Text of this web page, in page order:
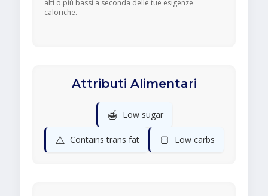
alti o più bassi a seconda delle tue esigenze
caloriche.
Attributi Alimentari
🍯 Low sugar
⚠️ Contains trans fat 🍞 Low carbs